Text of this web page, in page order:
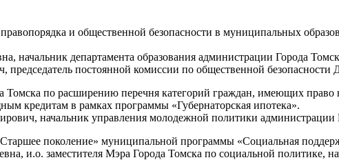
и общественной безопасности в муниципальных
начальник департамента образования администрации Города
постоянной комиссии по общественной безопасности
Томска по расширению перечня категорий граждан, имеющих
кредитам в рамках программы «Губернаторская ипотека».
начальник управления молодежной политики администрации
поколение» муниципальной программы «Социальная
и.о. заместителя Мэра Города Томска по социальной политике,